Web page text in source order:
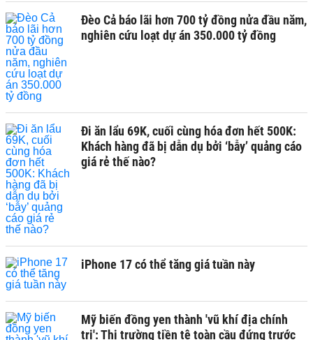
Đèo Cả báo lãi hơn 700 tỷ đồng nửa đầu năm,
nghiên cứu loạt dự án 350.000 tỷ đồng
Đi ăn lẩu 69K, cuối cùng hóa đơn hết 500K:
Khách hàng đã bị dẫn dụ bởi ‘bẫy’ quảng cáo
giá rẻ thế nào?
iPhone 17 có thể tăng giá tuần này
Mỹ biến đồng yen thành 'vũ khí địa chính
trị': Thị trường tiền tệ toàn cầu đứng trước